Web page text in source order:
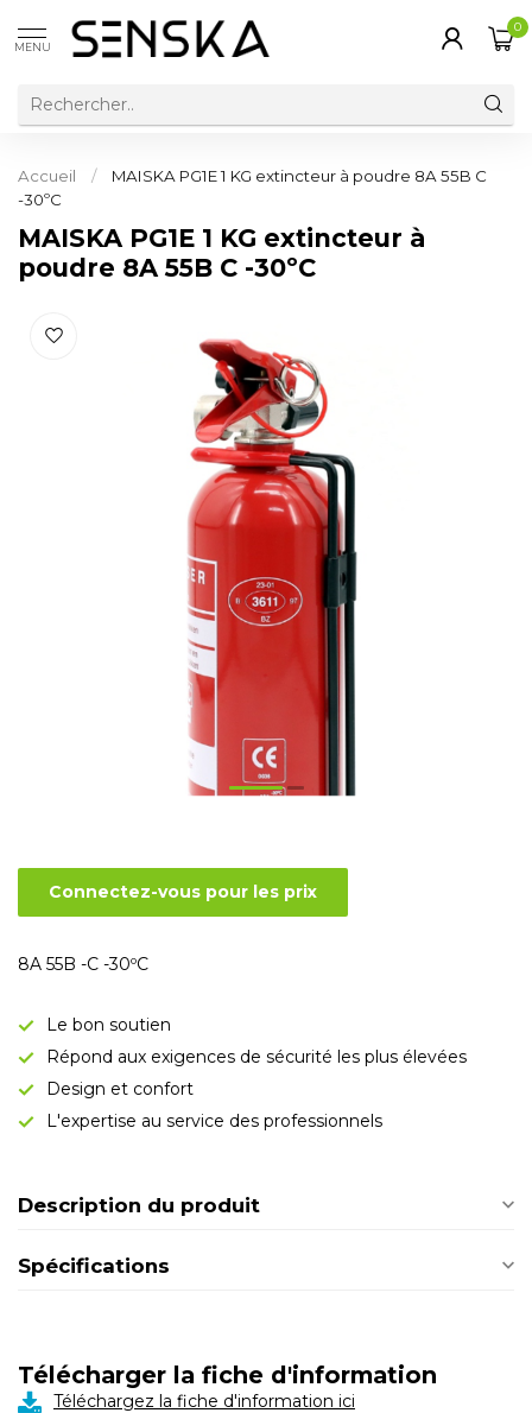
MENU
0
Accueil /
MAISKA PG1E 1 KG extincteur à poudre 8A 55B C
-30ºC
MAISKA PG1E 1 KG extincteur à
poudre 8A 55B C -30ºC
Connectez-vous pour les prix
8A 55B -C -30ºC
Le bon soutien
Répond aux exigences de sécurité les plus élevées
Design et confort
L'expertise au service des professionnels
Description du produit
Spécifications
Télécharger la fiche d'information
Téléchargez la fiche d'information ici